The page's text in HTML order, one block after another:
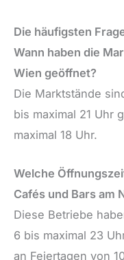
Die häufigsten
Wann haben die
Wien geöffnet?
Die Marktstände
bis maximal 21 Uhr
maximal 18 Uhr.
Welche
Cafés und Bars am
Diese Betriebe
6 bis maximal 23
an Feiertagen von